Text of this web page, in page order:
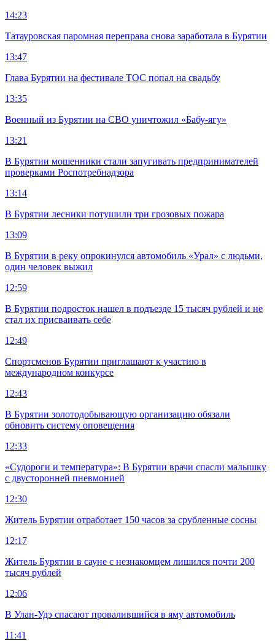
14:23
Татауровская паромная переправа снова заработала в Бурятии
13:47
Глава Бурятии на фестивале ТОС попал на свадьбу
13:35
Военный из Бурятии на СВО уничтожил «Бабу-ягу»
13:21
В Бурятии мошенники стали запугивать предпринимателей
проверками Роспотребнадзора
13:14
В Бурятии лесники потушили три грозовых пожара
13:09
В Бурятии в реку опрокинулся автомобиль «Урал» с людьми,
один человек выжил
12:59
В Бурятии подросток нашел в подъезде 15 тысяч рублей и не
стал их присваивать себе
12:49
Спортсменов Бурятии приглашают к участию в
международном конкурсе
12:43
В Бурятии золотодобывающую организацию обязали
обновить систему оповещения
12:33
«Судороги и температура»: В Бурятии врачи спасли малышку
с двусторонней пневмонией
12:30
Житель Бурятии отработает 150 часов за срубленные сосны
12:17
Житель Бурятии в сауне с незнакомцем лишился почти 200
тысяч рублей
12:06
В Улан-Удэ спасают провалившийся в яму автомобиль
11:41